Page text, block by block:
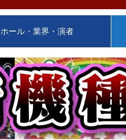
ホール・業界・演者